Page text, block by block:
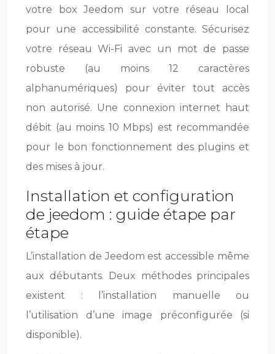
votre box Jeedom sur votre réseau local
pour une accessibilité constante. Sécurisez
votre réseau Wi-Fi avec un mot de passe
robuste (au moins 12 caractères
alphanumériques) pour éviter tout accès
non autorisé. Une connexion internet haut
débit (au moins 10 Mbps) est recommandée
pour le bon fonctionnement des plugins et
des mises à jour.
Installation et configuration
de jeedom : guide étape par
étape
L’installation de Jeedom est accessible même
aux débutants. Deux méthodes principales
existent : l’installation manuelle ou
l’utilisation d’une image préconfigurée (si
disponible).